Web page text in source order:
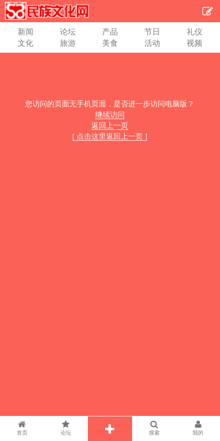
新闻 论坛 产品 节日
礼仪
文化
旅游 美食 活动 视频
您访问的页面无手机页面，是否进一步访问电脑版？
继续访问
返回上一页
[ 点击这里返回上一页 ]
首页 论坛 搜索 我的